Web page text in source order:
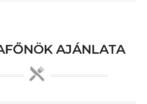
AJÁNLATA